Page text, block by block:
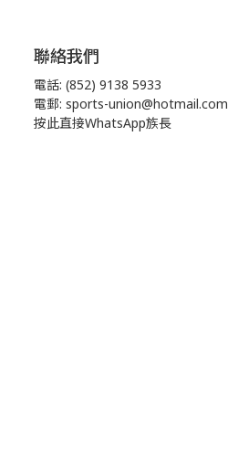
聯絡我們
電話: (852) 9138 5933
電郵: sports-union@hotmail.com
按此直接WhatsApp族長